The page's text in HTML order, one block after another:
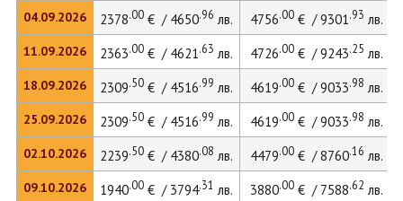
04.09.2026
11.09.2026
18.09.2026
25.09.2026
02.10.2026
09.10.2026
2378.00€ / 4650.96 лв. 4756.00€ / 9301.93 лв.
2363.00€ / 4621.63 лв. 4726.00€ / 9243.25 лв.
2309.50€ / 4516.99 лв. 4619.00€ / 9033.98 лв.
2309.50€ / 4516.99 лв. 4619.00€ / 9033.98 лв.
2239.50€ / 4380.08 лв. 4479.00€ / 8760.16 лв.
1940.00€ / 3794.31 лв. 3880.00€ / 7588.62 лв.